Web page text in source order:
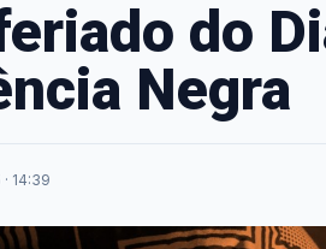
do
Negra
14:39